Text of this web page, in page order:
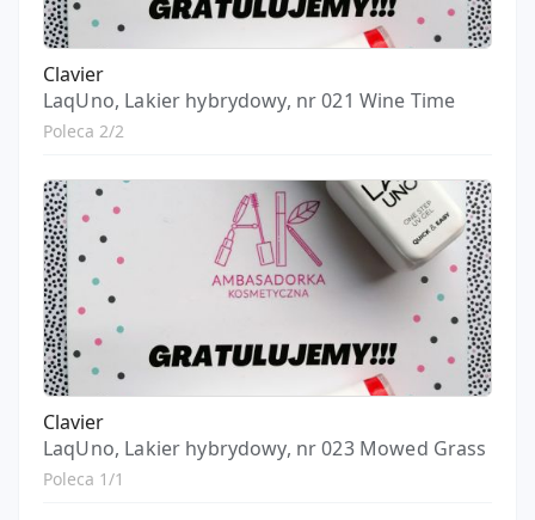
Clavier
LaqUno, Lakier hybrydowy, nr 021 Wine Time
Poleca 2/2
Clavier
LaqUno, Lakier hybrydowy, nr 023 Mowed Grass
Poleca 1/1